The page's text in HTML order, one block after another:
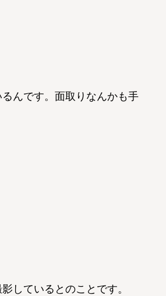
んです。面取りなんかも手
しているとのことです。